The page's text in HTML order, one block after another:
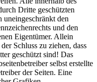
Dritte geschützten
uneingeschränkt den
und den
Eigentümer. Allein
Schluss zu ziehen, dass
geschützt sind! Das
selbst erstellte
der Seiten. Eine